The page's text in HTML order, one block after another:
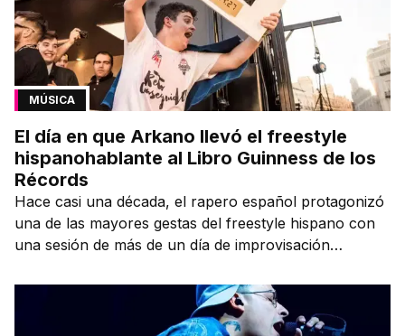
MÚSICA
El día en que Arkano llevó el freestyle
hispanohablante al Libro Guinness de los
Récords
Hace casi una década, el rapero español protagonizó
una de las mayores gestas del freestyle hispano con
una sesión de más de un día de improvisación